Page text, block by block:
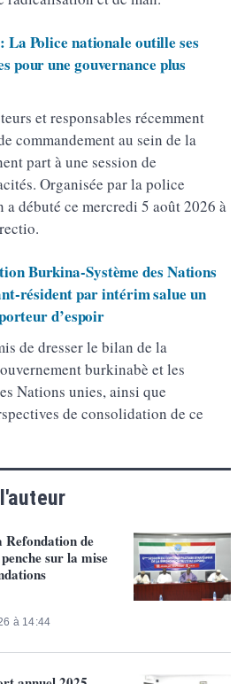
La Police nationale outille ses
pour une gouvernance plus
et responsables récemment
commandement au sein de la
part à une session de
Organisée par la police
débuté ce mercredi 5 août 2026 à
Burkina-Système des Nations
résident par intérim salue un
d’espoir
de dresser le bilan de la
burkinabè et les
Nations unies, ainsi que
de consolidation de ce
Refondation de
sur la mise
à 14:44